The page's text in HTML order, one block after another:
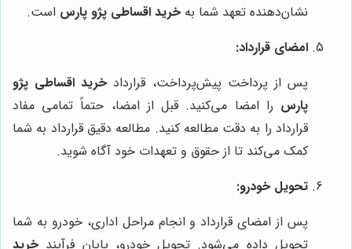
نشان‌دهنده تعهد شما به خرید اقساطی پژو پارس است.
امضای قرارداد:
پس از پرداخت پیش‌پرداخت، قرارداد خرید اقساطی پژو
پارس را امضا می‌کنید. قبل از امضا، حتماً تمامی مفاد
قرارداد را به دقت مطالعه کنید. مطالعه دقیق قرارداد به شما
کمک می‌کند تا از حقوق و تعهدات خود آگاه شوید.
تحویل خودرو:
پس از امضای قرارداد و انجام مراحل اداری، خودرو به شما
تحویل داده می‌شود. تحویل خودرو، پایان فرآیند خرید